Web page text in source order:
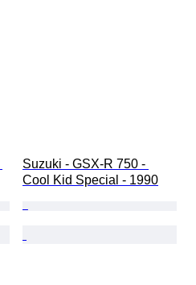
Suzuki - GSX-R 750 -
Cool Kid Special - 1990